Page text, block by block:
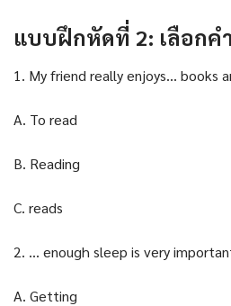
แบบฝึกหัดที่ 2: เลือกค
1. My friend really enjoys… books
A. To read
B. Reading
C. reads
2. … enough sleep is very
A. Getting